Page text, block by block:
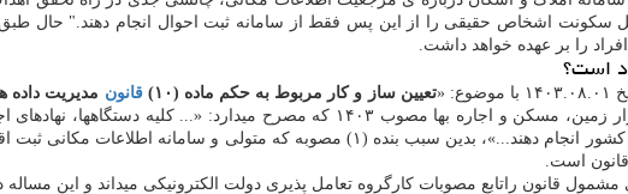
سکونت اشخاص حقیقی را از این پس فقط از سامانه ثبت احوال انجام دهند." حال طبق
را بر عهده خواهد داشت.
است؟
« تعیین ساز و کار مربوط به حکم ماده (۱۰) قانون مدیریت داده
» آمده است: نظر به بند(۳) ماده(۳) قانون ساماندهی بازار زمین، مسکن و اجاره بها مصوب
نیاز اقامت و سکونت متقاضیان خودرا فقط بوسیله سامانه ملی املاک و اسکان کشور انجام دهند...»،
قانون است.